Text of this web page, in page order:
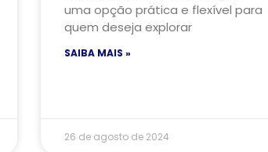
uma opção prática e flexível para
quem deseja explorar
SAIBA MAIS »
26 de agosto de 2024